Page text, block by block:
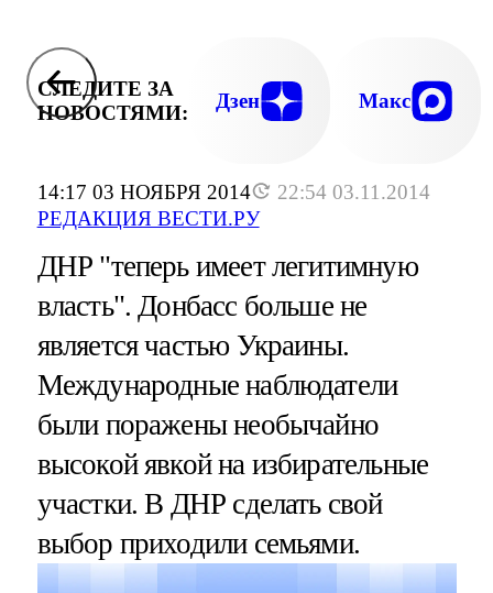
14:17 03 НОЯБРЯ 2014
22:54 03.11.2014
РЕДАКЦИЯ ВЕСТИ.РУ
СЛЕДИТЕ ЗА
НОВОСТЯМИ:
Дзен Макс
ДНР "теперь имеет легитимную
власть". Донбасс больше не
является частью Украины.
Международные наблюдатели
были поражены необычайно
высокой явкой на избирательные
участки. В ДНР сделать свой
выбор приходили семьями.